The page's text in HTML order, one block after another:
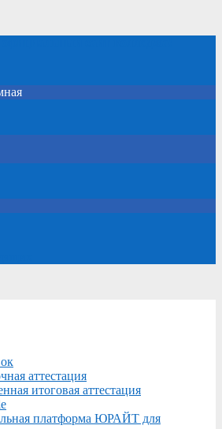
аттестация
итоговая аттестация
платформа ЮРАЙТ для